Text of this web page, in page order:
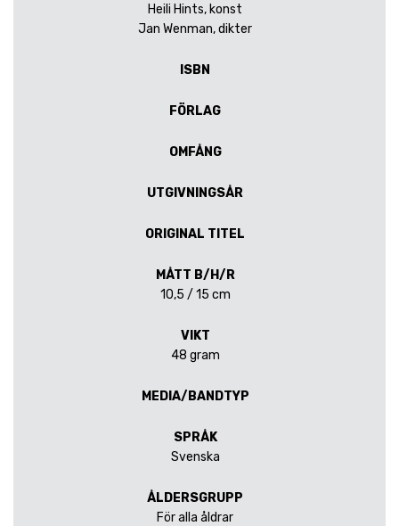
Heili Hints, konst
Jan Wenman, dikter
ISBN
FÖRLAG
OMFÅNG
UTGIVNINGSÅR
ORIGINAL TITEL
MÅTT B/H/R
10,5 / 15 cm
VIKT
48 gram
MEDIA/BANDTYP
SPRÅK
Svenska
ÅLDERSGRUPP
För alla åldrar